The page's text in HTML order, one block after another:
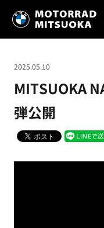
MITSUOKA
弾公開
2025.05.10